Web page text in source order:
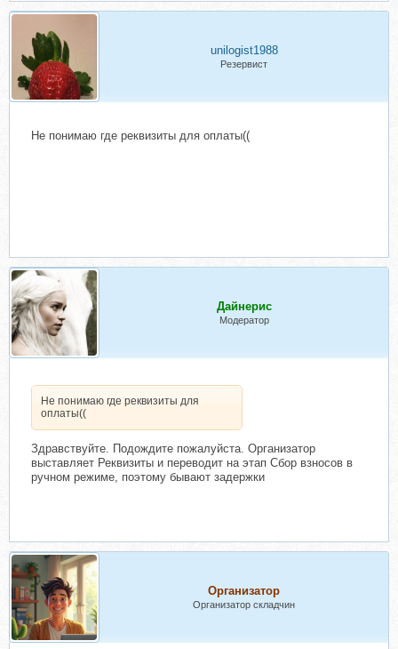
unilogist1988
Резервист
Не понимаю где реквизиты для оплаты((
Дайнерис
Модератор
Не понимаю где реквизиты для
оплаты((
Здравствуйте. Подождите пожалуйста. Организатор
выставляет Реквизиты и переводит на этап Сбор взносов в
ручном режиме, поэтому бывают задержки
Организатор
Организатор складчин